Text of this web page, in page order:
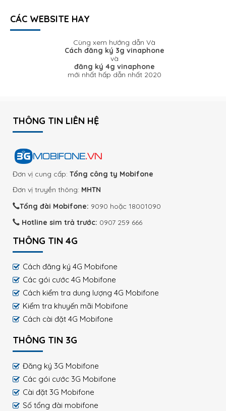
CÁC WEBSITE HAY
Cùng xem hướng dẫn Và
Cách đăng ký 3g vinaphone
và
đăng ký 4g vinaphone
mới nhất hấp dẫn nhất 2020
THÔNG TIN LIÊN HỆ
Đơn vị cung cấp: Tổng công ty Mobifone
Đơn vị truyền thông: MHTN
Tổng đài Mobifone: 9090 hoặc 18001090
Hotline sim trả trước: 0907 259 666
THÔNG TIN 4G
Cách đăng ký 4G Mobifone
Các gói cước 4G Mobifone
Cách kiểm tra dung lượng 4G Mobifone
Kiểm tra khuyến mãi Mobifone
Cách cài đặt 4G Mobifone
THÔNG TIN 3G
Đăng ký 3G Mobifone
Các gói cước 3G Mobifone
Cài đặt 3G Mobifone
Số tổng đài mobifone